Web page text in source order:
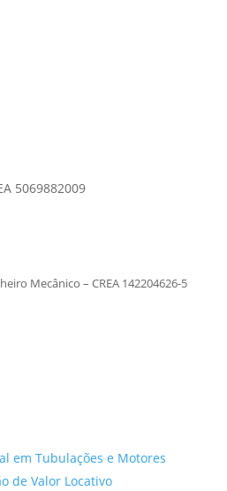
5069882009
Mecânico – CREA 142204626-5
em Tubulações e Motores
de Valor Locativo